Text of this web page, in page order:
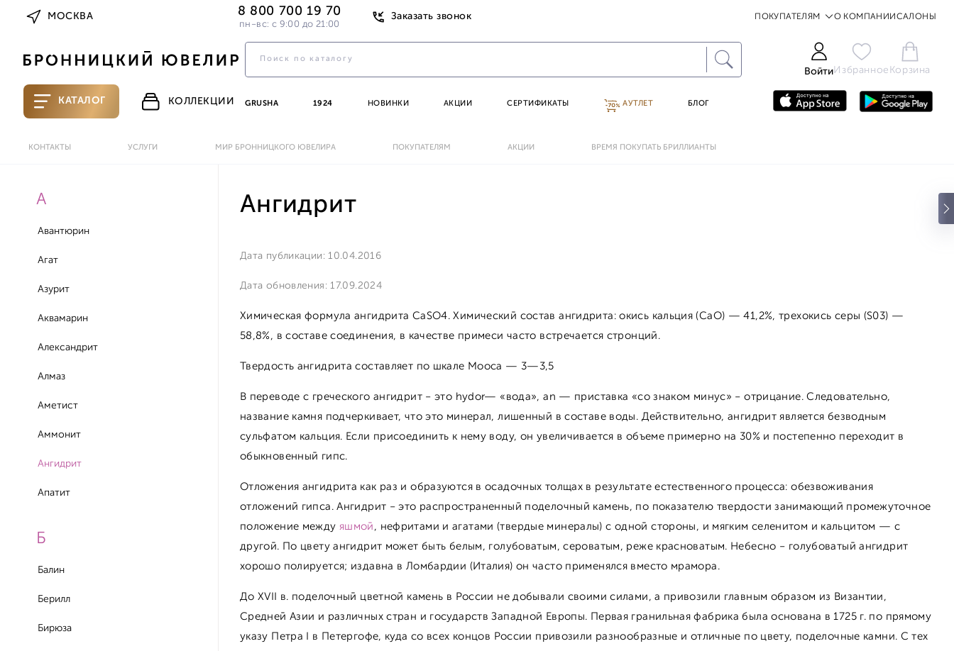
МОСКВА 8 800 700 19 70
пн-вс: с 9:00 до 21:00
Заказать звонок ПОКУПАТЕЛЯМ О КОМПАНИИ САЛОНЫ
ВойтиИзбранное Корзина
КАТАЛОГ КОЛЛЕКЦИИ GRUSHA 1924 НОВИНКИ АКЦИИ СЕРТИФИКАТЫ АУТЛЕТ БЛОГ
КОНТАКТЫ УСЛУГИ МИР БРОННИЦКОГО ЮВЕЛИРА ПОКУПАТЕЛЯМ АКЦИИ ВРЕМЯ ПОКУПАТЬ БРИЛЛИАНТЫ
А
Авантюрин
Агат
Азурит
Аквамарин
Александрит
Алмаз
Аметист
Аммонит
Ангидрит
Апатит
Б
Балин
Берилл
Бирюза
Ангидрит
Дата публикации: 10.04.2016
Дата обновления: 17.09.2024
Химическая формула ангидрита CaSO4. Химический состав ангидрита: окись кальция (СаО) — 41,2%, трехокись серы (S03) —
58,8%, в составе соединения, в качестве примеси часто встречается стронций.
Твердость ангидрита составляет по шкале Мооса — 3—3,5
В переводе с греческого ангидрит - это hydor— «вода», an — приставка «со знаком минус» - отрицание. Следовательно,
название камня подчеркивает, что это минерал, лишенный в составе воды. Действительно, ангидрит является безводным
сульфатом кальция. Если присоединить к нему воду, он увеличивается в объеме примерно на 30% и постепенно переходит в
обыкновенный гипс.
Отложения ангидрита как раз и образуются в осадочных толщах в результате естественного процесса: обезвоживания
отложений гипса. Ангидрит - это распространенный поделочный камень, по показателю твердости занимающий промежуточное
положение между яшмой , нефритами и агатами (твердые минералы) с одной стороны, и мягким селенитом и кальцитом — с
другой. По цвету ангидрит может быть белым, голубоватым, сероватым, реже красноватым. Небесно - голубоватый ангидрит
хорошо полируется; издавна в Ломбардии (Италия) он часто применялся вместо мрамора.
До XVII в. поделочный цветной камень в России не добывали своими силами, а привозили главным образом из Византии,
Средней Азии и различных стран и государств Западной Европы. Первая гранильная фабрика была основана в 1725 г. по прямому
указу Петра I в Петергофе, куда со всех концов России привозили разнообразные и отличные по цвету, поделочные камни. С тех